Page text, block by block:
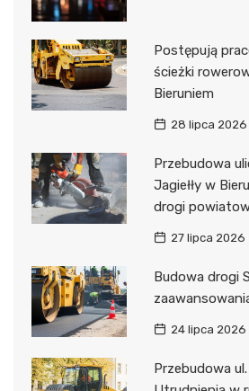
Postępują
ścieżki
Bieruniem
28 lipca 2026
Przebudowa
Jagiełły w
drogi
27 lipca 2026
Budowa drogi
24 lipca 2026
Przebudowa